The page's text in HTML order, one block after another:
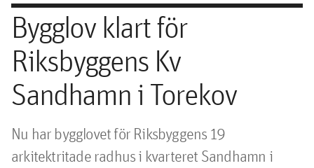
Bygglov klart för
Riksbyggens Kv
Sandhamn i Torekov
Nu har bygglovet för Riksbyggens 19
arkitektritade radhus i kvarteret Sandhamn i